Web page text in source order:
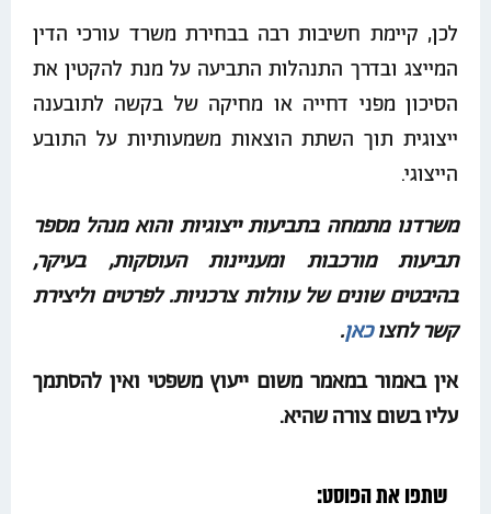
לכן, קיימת חשיבות רבה בבחירת משרד עורכי הדין
המייצג ובדרך התנהלות התביעה על מנת להקטין את
הסיכון מפני דחייה או מחיקה של בקשה לתובענה
ייצוגית תוך השתת הוצאות משמעותיות על התובע
הייצוגי.
משרדנו מתמחה בתביעות ייצוגיות והוא מנהל מספר
תביעות מורכבות ומעניינות העוסקות, בעיקר,
בהיבטים שונים של עוולות צרכניות. לפרטים וליצירת
קשר לחצוכאן.
אין באמור במאמר משום ייעוץ משפטי ואין להסתמך
עליו בשום צורה שהיא.
שתפו את הפוסט: